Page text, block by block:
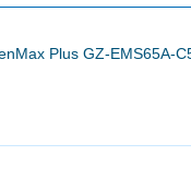
Plus GZ-EMS65A-